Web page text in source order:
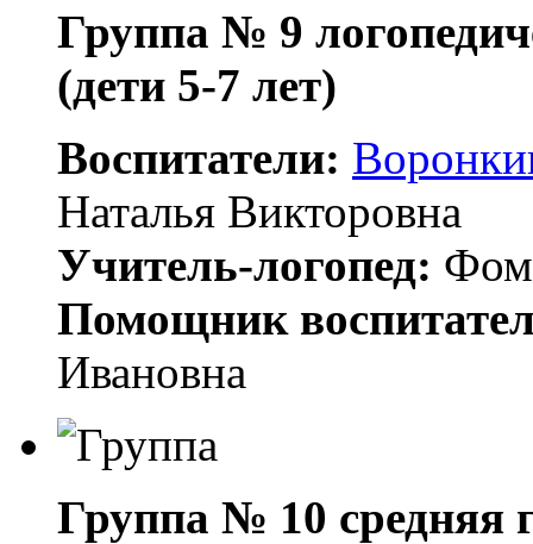
Группа № 9
(дети 5-7 лет)
Воспитатели:
Наталья Викторовна
Учитель-логопед:
Помощник
Ивановна
Группа № 10 средняя